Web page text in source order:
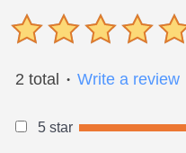
2 total ● Write a review
5 star